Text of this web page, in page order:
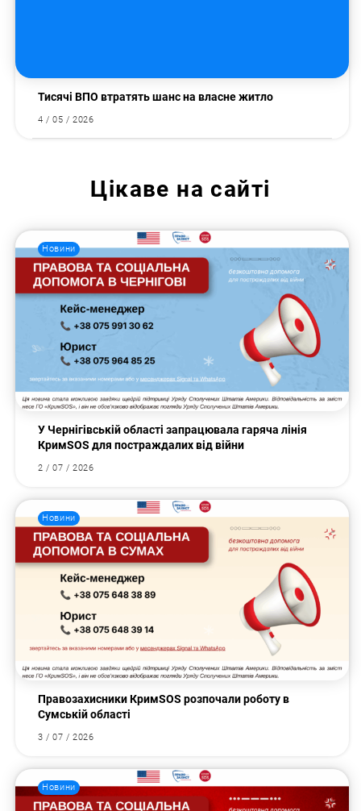
Тисячі ВПО втратять шанс на власне житло
4 / 05 / 2026
Цікаве на сайті
Новини
У Чернігівській області запрацювала гаряча лінія
КримSOS для постраждалих від війни
2 / 07 / 2026
Новини
Правозахисники КримSOS розпочали роботу в
Сумській області
3 / 07 / 2026
Новини